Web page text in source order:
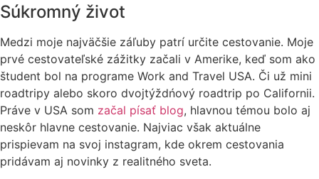
Súkromný život
Medzi moje najväčšie záľuby patrí určite cestovanie. Moje
prvé cestovateľské zážitky začali v Amerike, keď som ako
študent bol na programe Work and Travel USA. Či už mini
roadtripy alebo skoro dvojtýždńový roadtrip po Californii.
Práve v USA som začal písať blog, hlavnou témou bolo aj
neskôr hlavne cestovanie. Najviac však aktuálne
prispievam na svoj instagram, kde okrem cestovania
pridávam aj novinky z realitného sveta.